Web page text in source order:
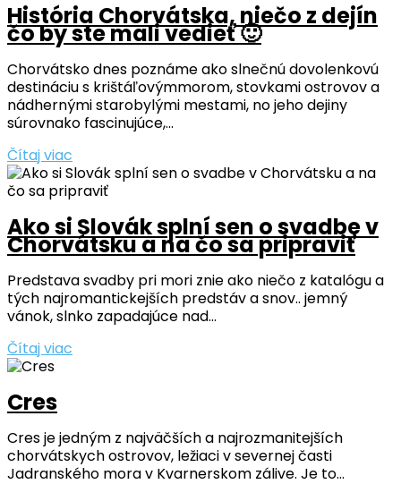
História Chorvátska, niečo z dejín
čo by ste mali vedieť 🙂
Chorvátsko dnes poznáme ako slnečnú dovolenkovú
destináciu s krištáľovýmmorom, stovkami ostrovov a
nádhernými starobylými mestami, no jeho dejiny
súrovnako fascinujúce,...
Čítaj viac
Ako si Slovák splní sen o svadbe v
Chorvátsku a na čo sa pripraviť
Predstava svadby pri mori znie ako niečo z katalógu a
tých najromantickejších predstáv a snov.. jemný
vánok, slnko zapadajúce nad...
Čítaj viac
Cres
Cres je jedným z najväčších a najrozmanitejších
chorvátskych ostrovov, ležiaci v severnej časti
Jadranského mora v Kvarnerskom zálive. Je to...